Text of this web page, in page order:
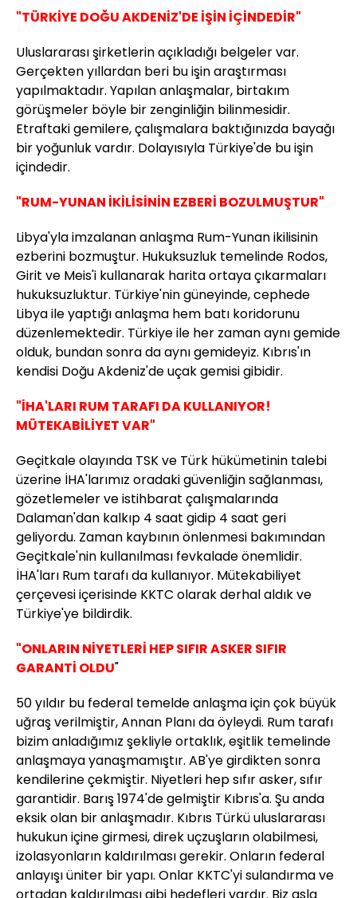
"TÜRKİYE DOĞU AKDENİZ'DE İŞİN İÇİNDEDİR"
Uluslararası şirketlerin açıkladığı belgeler var.
Gerçekten yıllardan beri bu işin araştırması
yapılmaktadır. Yapılan anlaşmalar, birtakım
görüşmeler böyle bir zenginliğin bilinmesidir.
Etraftaki gemilere, çalışmalara baktığınızda bayağı
bir yoğunluk vardır. Dolayısıyla Türkiye'de bu işin
içindedir.
"RUM-YUNAN İKİLİSİNİN EZBERİ BOZULMUŞTUR"
Libya'yla imzalanan anlaşma Rum-Yunan ikilisinin
ezberini bozmuştur. Hukuksuzluk temelinde Rodos,
Girit ve Meis'i kullanarak harita ortaya çıkarmaları
hukuksuzluktur. Türkiye'nin güneyinde, cephede
Libya ile yaptığı anlaşma hem batı koridorunu
düzenlemektedir. Türkiye ile her zaman aynı gemide
olduk, bundan sonra da aynı gemideyiz. Kıbrıs'ın
kendisi Doğu Akdeniz'de uçak gemisi gibidir.
"İHA'LARI RUM TARAFI DA KULLANIYOR!
MÜTEKABİLİYET VAR"
Geçitkale olayında TSK ve Türk hükümetinin talebi
üzerine İHA'larımız oradaki güvenliğin sağlanması,
gözetlemeler ve istihbarat çalışmalarında
Dalaman'dan kalkıp 4 saat gidip 4 saat geri
geliyordu. Zaman kaybının önlenmesi bakımından
Geçitkale'nin kullanılması fevkalade önemlidir.
İHA'ları Rum tarafı da kullanıyor. Mütekabiliyet
çerçevesi içerisinde KKTC olarak derhal aldık ve
Türkiye'ye bildirdik.
"ONLARIN NİYETLERİ HEP SIFIR ASKER SIFIR
GARANTİ OLDU"
50 yıldır bu federal temelde anlaşma için çok büyük
uğraş verilmiştir, Annan Planı da öyleydi. Rum tarafı
bizim anladığımız şekliyle ortaklık, eşitlik temelinde
anlaşmaya yanaşmamıştır. AB'ye girdikten sonra
kendilerine çekmiştir. Niyetleri hep sıfır asker, sıfır
garantidir. Barış 1974'de gelmiştir Kıbrıs'a. Şu anda
eksik olan bir anlaşmadır. Kıbrıs Türkü uluslararası
hukukun içine girmesi, direk uçzuşların olabilmesi,
izolasyonların kaldırılması gerekir. Onların federal
anlayışı üniter bir yapı. Onlar KKTC'yi sulandırma ve